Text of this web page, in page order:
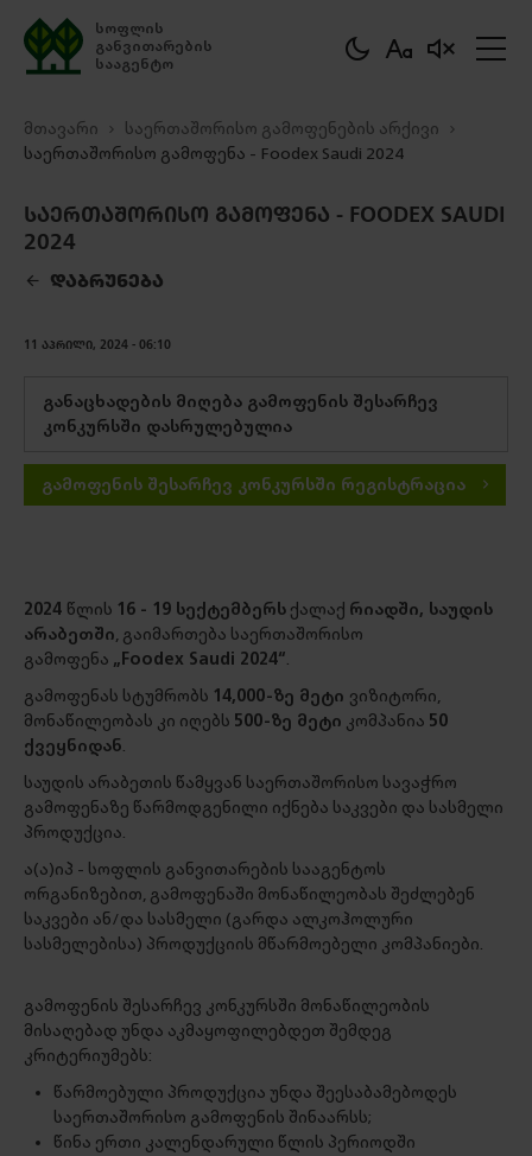
სოფლის
განვითარების
სააგენტო
მთავარი
საერთაშორისო გამოფენების არქივი
საერთაშორისო გამოფენა - Foodex Saudi 2024
ᲡᲐᲔᲠᲗᲐᲨᲝᲠᲘᲡᲝ ᲒᲐᲛᲝᲤᲔᲜᲐ - FOODEX SAUDI
2024
ᲓᲐᲑᲠᲣᲜᲔᲑᲐ
11 ᲐᲞᲠᲘᲚᲘ, 2024 - 06:10
განაცხადების მიღება გამოფენის შესარჩევ
კონკურსში დასრულებულია
გამოფენის შესარჩევ კონკურსში რეგისტრაცია
2024 წლის 16 - 19 სექტემბერს ქალაქ რიადში, საუდის
არაბეთში, გაიმართება საერთაშორისო
გამოფენა „Foodex Saudi 2024“.
გამოფენას სტუმრობს 14,000-ზე მეტი ვიზიტორი,
მონაწილეობას კი იღებს 500-ზე მეტი კომპანია 50
ქვეყნიდან.
საუდის არაბეთის წამყვან საერთაშორისო სავაჭრო
გამოფენაზე წარმოდგენილი იქნება საკვები და სასმელი
პროდუქცია.
ა(ა)იპ - სოფლის განვითარების სააგენტოს
ორგანიზებით, გამოფენაში მონაწილეობას შეძლებენ
საკვები ან/და სასმელი (გარდა ალკოჰოლური
სასმელებისა) პროდუქციის მწარმოებელი კომპანიები.
გამოფენის შესარჩევ კონკურსში მონაწილეობის
მისაღებად უნდა აკმაყოფილებდეთ შემდეგ
კრიტერიუმებს:
წარმოებული პროდუქცია უნდა შეესაბამებოდეს
საერთაშორისო გამოფენის შინაარსს;
წინა ერთი კალენდარული წლის პერიოდში